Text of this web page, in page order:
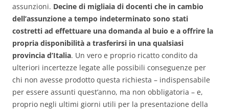
assunzioni. Decine di migliaia di docenti che in cambio
dell’assunzione a tempo indeterminato sono stati
costretti ad effettuare una domanda al buio e a offrire la
propria disponibilità a trasferirsi in una qualsiasi
provincia d’Italia. Un vero e proprio ricatto condito da
ulteriori incertezze legate alle possibili conseguenze per
chi non avesse prodotto questa richiesta – indispensabile
per essere assunti quest’anno, ma non obbligatoria – e,
proprio negli ultimi giorni utili per la presentazione della